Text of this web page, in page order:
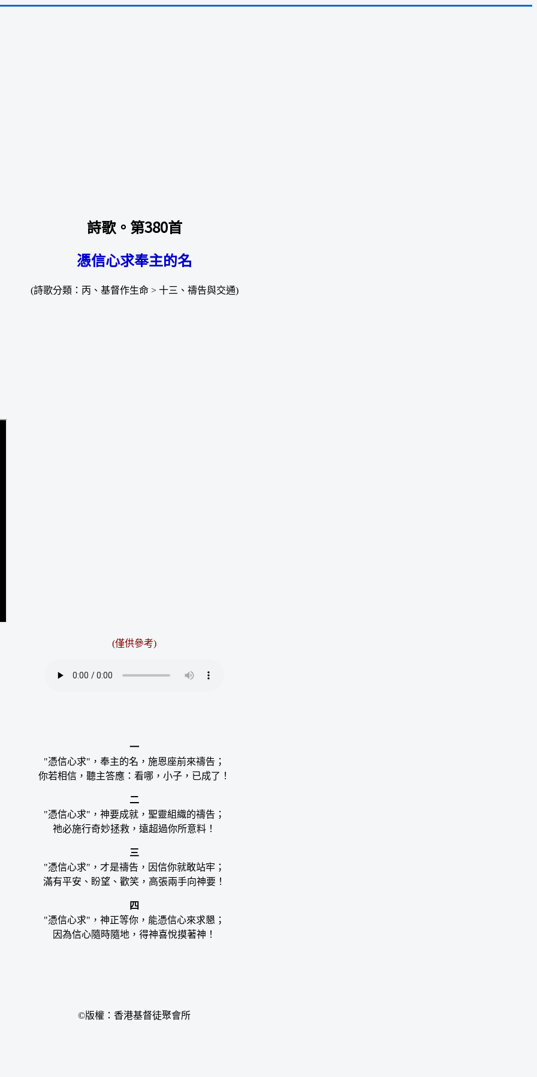
詩歌。第380首
憑信心求奉主的名
(詩歌分類：丙、基督作生命 > 十三、禱告與交通)
(僅供參考)
一
"憑信心求"，奉主的名，施恩座前來禱告；
你若相信，聽主答應：看哪，小子，已成了！
二
"憑信心求"，神要成就，聖靈組織的禱告；
祂必施行奇妙拯救，遠超過你所意料！
三
"憑信心求"，才是禱告，因信你就敢站牢；
滿有平安、盼望、歡笑，高張兩手向神要！
四
"憑信心求"，神正等你，能憑信心來求懇；
因為信心隨時隨地，得神喜悅摸著神！
©版權：香港基督徒聚會所